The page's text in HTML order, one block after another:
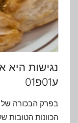
נגישות היא
ע01פ01
בפרק הבכורה של
הכוונות הטובות